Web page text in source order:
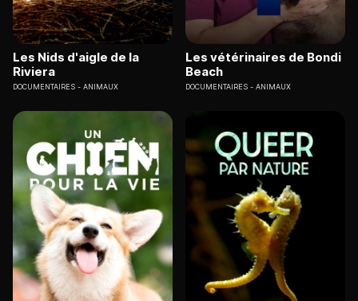
Les Nids d'aigle de la
Riviera
DOCUMENTAIRES ANIMAUX
Les vétérinaires de Bondi
Beach
DOCUMENTAIRES ANIMAUX